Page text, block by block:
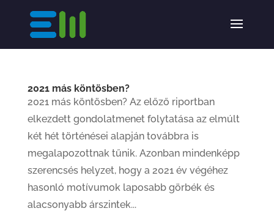
2021 más köntösben?
2021 más köntösben? Az előző riportban
elkezdett gondolatmenet folytatása az elmúlt
két hét történései alapján továbbra is
megalapozottnak tűnik. Azonban mindenképp
szerencsés helyzet, hogy a 2021 év végéhez
hasonló motívumok laposabb görbék és
alacsonyabb árszintek...